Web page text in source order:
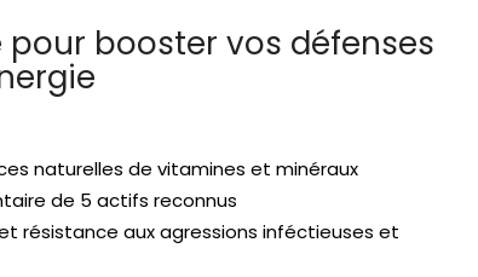
booster vos défenses
naturelles de vitamines et minéraux
de 5 actifs reconnus
résistance aux agressions inféctieuses et